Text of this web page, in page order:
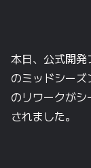
本日、公式開発
のミッドシー
のリワークが
されました。